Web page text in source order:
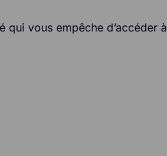
vous empêche